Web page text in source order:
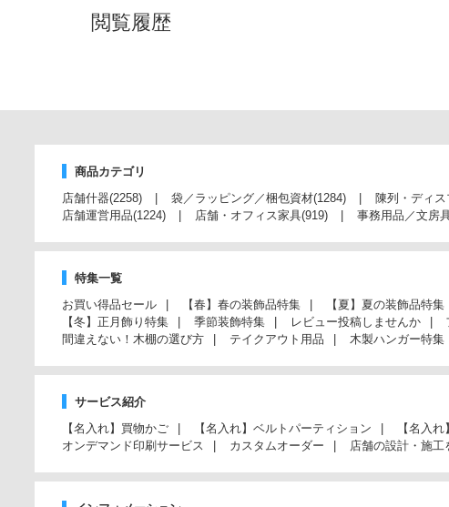
閲覧履歴
商品カテゴリ
店舗什器(2258) 袋／ラッピング／梱包資材(1284) 陳列・ディ
店舗運営用品(1224) 店舗・オフィス家具(919) 事務用品／文房
特集一覧
お買い得品セール
【春】春の装飾品特集 【夏】夏の装飾品特集
【冬】正月飾り特集
季節装飾特集 レビュー投稿しませんか
間違えない！木棚の選び方
テイクアウト用品 木製ハンガー特集
サービス紹介
【名入れ】買物かご
【名入れ】ベルトパーティション 【名入
オンデマンド印刷サービス
カスタムオーダー 店舗の設計・施工